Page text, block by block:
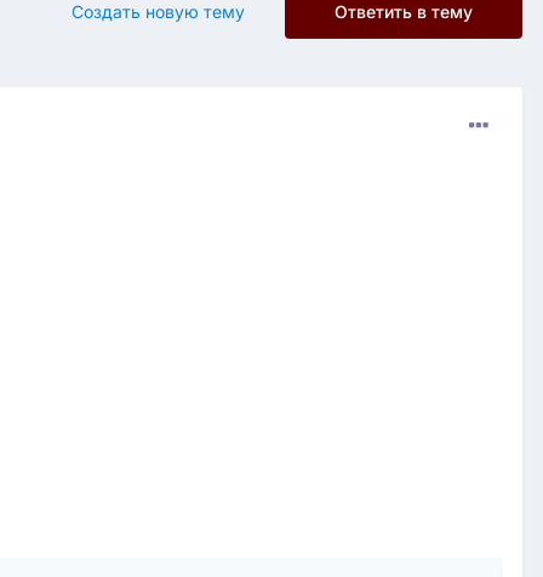
Ответить в тему
Создать новую тему